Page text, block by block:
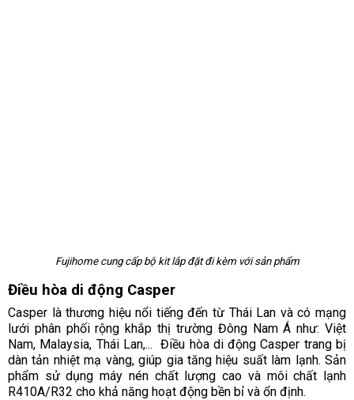
Fujihome cung cấp bộ kit lắp đặt đi kèm với sản phẩm
Điều hòa di động Casper
Casper là thương hiệu nổi tiếng đến từ Thái Lan và có mạng
lưới phân phối rộng khắp thị trường Đông Nam Á như: Việt
Nam, Malaysia, Thái Lan,... Điều hòa di động Casper trang bị
dàn tản nhiệt mạ vàng, giúp gia tăng hiệu suất làm lạnh. Sản
phẩm sử dụng máy nén chất lượng cao và môi chất lạnh
R410A/R32 cho khả năng hoạt động bền bỉ và ổn định.